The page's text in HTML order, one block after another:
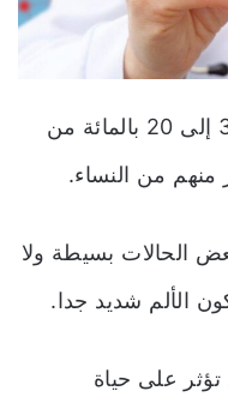
الام القولون العصبي تصيب من 3 إلى 20 بالمائة من
منهم من النساء.
الحالات بسيطة ولا
الألم شديد جدا.
تؤثر على حياة